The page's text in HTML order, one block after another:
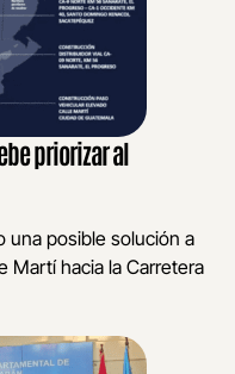
priorizar al
una posible solución a
Martí hacia la Carretera